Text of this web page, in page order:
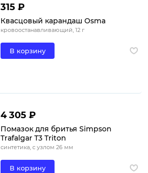
315 ₽
Квасцовый карандаш Osma
кровоостанавливающий, 12 г
В корзину
4 305 ₽
Помазок для бритья Simpson
Trafalgar T3 Triton
синтетика, с узлом 26 мм
В корзину